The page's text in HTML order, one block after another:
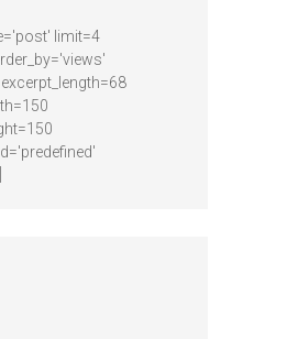
limit=4